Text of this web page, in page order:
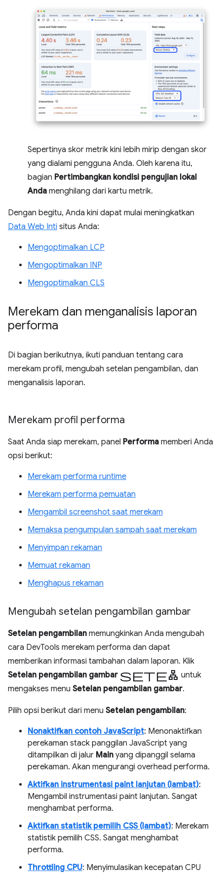
Sepertinya skor metrik kini lebih mirip dengan skor
yang dialami pengguna Anda. Oleh karena itu,
bagian Pertimbangkan kondisi pengujian lokal
Anda menghilang dari kartu metrik.
Dengan begitu, Anda kini dapat mulai meningkatkan
Data Web Inti situs Anda:
Mengoptimalkan LCP
Mengoptimalkan INP
Mengoptimalkan CLS
Merekam dan menganalisis laporan
performa
Di bagian berikutnya, ikuti panduan tentang cara
merekam profil, mengubah setelan pengambilan, dan
menganalisis laporan.
Merekam profil performa
Saat Anda siap merekam, panel Performa memberi Anda
opsi berikut:
Merekam performa runtime
Merekam performa pemuatan
Mengambil screenshot saat merekam
Memaksa pengumpulan sampah saat merekam
Menyimpan rekaman
Memuat rekaman
Menghapus rekaman
Mengubah setelan pengambilan gambar
Setelan pengambilan memungkinkan Anda mengubah
cara DevTools merekam performa dan dapat
memberikan informasi tambahan dalam laporan. Klik
Setelan pengambilan gambar setelan untuk
mengakses menu Setelan pengambilan gambar.
Pilih opsi berikut dari menu Setelan pengambilan:
Nonaktifkan contoh JavaScript: Menonaktifkan
perekaman stack panggilan JavaScript yang
ditampilkan di jalur Main yang dipanggil selama
perekaman. Akan mengurangi overhead performa.
Aktifkan instrumentasi paint lanjutan (lambat):
Mengambil instrumentasi paint lanjutan. Sangat
menghambat performa.
Aktifkan statistik pemilih CSS (lambat): Merekam
statistik pemilih CSS. Sangat menghambat
performa.
Throttling CPU: Menyimulasikan kecepatan CPU